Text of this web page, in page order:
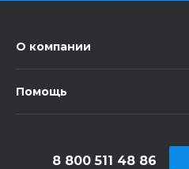
О компании
Помощь
8 800 511 48 86